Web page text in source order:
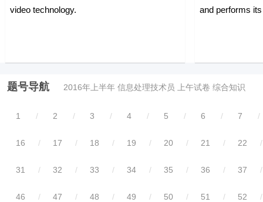
video technology.
and performs
题号导航 2016年上半年 信息处理技术员 上午试卷 综合知识
1 / 2 / 3 / 4 / 5 / 6 / 7 /
16 / 17 / 18 / 19 / 20 / 21 / 22 /
31 / 32 / 33 / 34 / 35 / 36 / 37 /
46 / 47 / 48 / 49 / 50 / 51 / 52 /